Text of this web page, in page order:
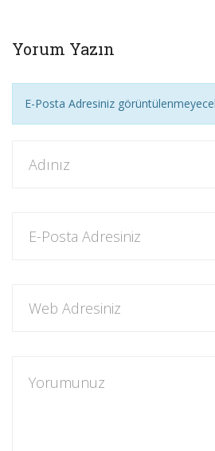
Yorum Yazın
E-Posta Adresiniz